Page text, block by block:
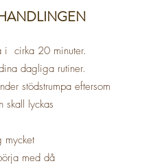
i cirka 20 minuter.
dagliga rutiner.
stödstrumpa eftersom
skall lyckas
mycket
med då